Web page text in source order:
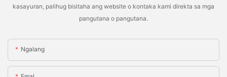
kasayuran, palihug bisitaha ang website o kontaka kami direkta sa mga
pangutana o pangutana.
Ngalang